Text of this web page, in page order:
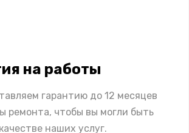
на работы
гарантию до 12 месяцев
ремонта, чтобы вы могли быть
наших услуг.